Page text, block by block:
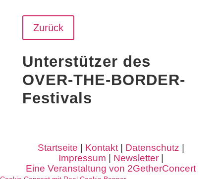
Zurück
Unterstützer des
OVER-THE-BORDER-
Festivals
Startseite Kontakt Datenschutz
Impressum
Newsletter|
Eine Veranstaltung von 2GetherConcert